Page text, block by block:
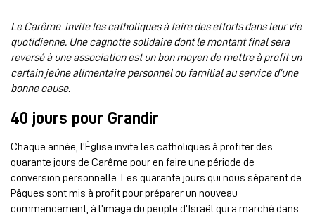
Le Carême invite les catholiques à faire des efforts dans leur vie
quotidienne. Une cagnotte solidaire dont le montant final sera
reversé à une association est un bon moyen de mettre à profit un
certain jeûne alimentaire personnel ou familial au service d’une
bonne cause.
40 jours pour Grandir
Chaque année, l’Église invite les catholiques à profiter des
quarante jours de Carême pour en faire une période de
conversion personnelle. Les quarante jours qui nous séparent de
Pâques sont mis à profit pour préparer un nouveau
commencement, à l’image du peuple d’Israël qui a marché dans